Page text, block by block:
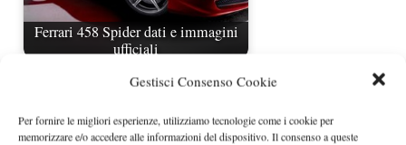
Gestisci Consenso Cookie
Per fornire le migliori esperienze, utilizziamo tecnologie come i cookie per
memorizzare e/o accedere alle informazioni del dispositivo. Il consenso a queste
Ferrari 458 Spider dati e immagini
ufficiali